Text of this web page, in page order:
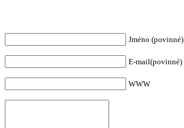
Jméno (povinné)
E-mail(povinné)
WWW